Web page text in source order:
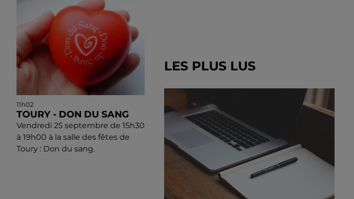
11h02
TOURY - DON DU SANG
Vendredi 25 septembre de 15h30
à 19h00 à la salle des fêtes de
Toury : Don du sang.
LES PLUS LUS